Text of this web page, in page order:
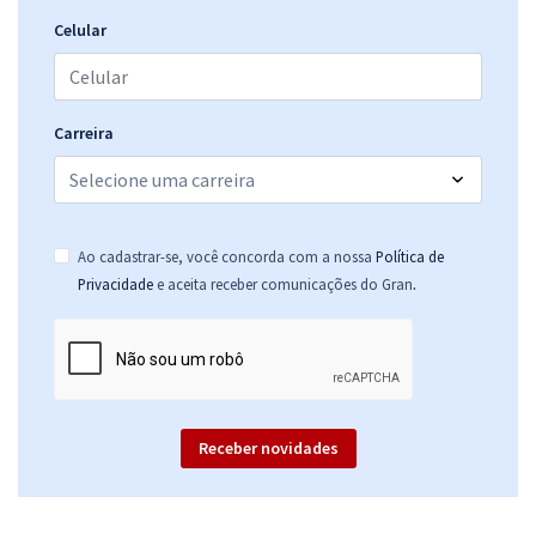
Celular
Carreira
Ao cadastrar-se, você concorda com a nossa Política de
Privacidade e aceita receber comunicações do Gran.
Receber novidades